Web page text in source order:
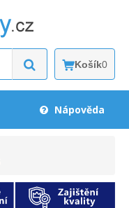
Košík0
Nápověda